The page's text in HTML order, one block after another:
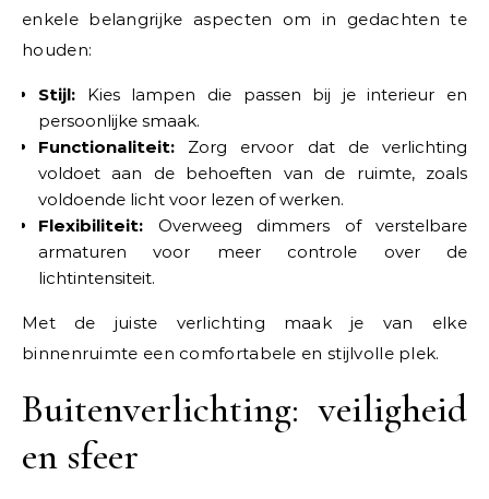
enkele belangrijke aspecten om in gedachten te
houden:
Stijl: Kies lampen die passen bij je interieur en
persoonlijke smaak.
Functionaliteit: Zorg ervoor dat de verlichting
voldoet aan de behoeften van de ruimte, zoals
voldoende licht voor lezen of werken.
Flexibiliteit: Overweeg dimmers of verstelbare
armaturen voor meer controle over de
lichtintensiteit.
Met de juiste verlichting maak je van elke
binnenruimte een comfortabele en stijlvolle plek.
Buitenverlichting: veiligheid
en sfeer